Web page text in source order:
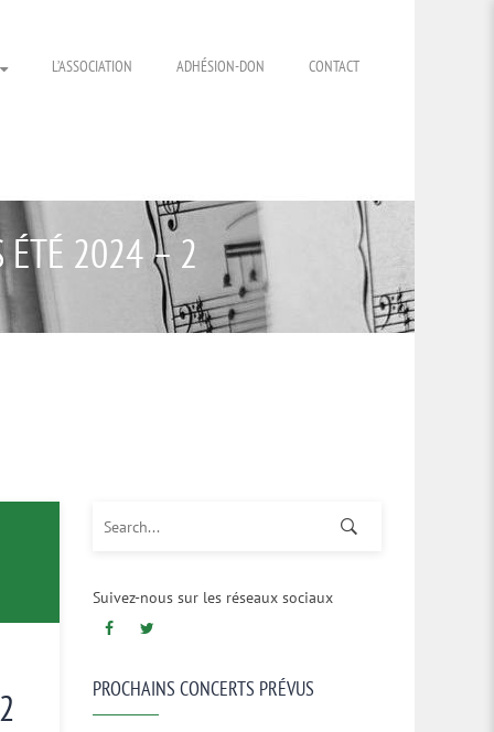
L’ASSOCIATION ADHÉSION-DON CONTACT
ÉTÉ 2024 – 2
Suivez-nous sur les réseaux sociaux
PROCHAINS CONCERTS PRÉVUS